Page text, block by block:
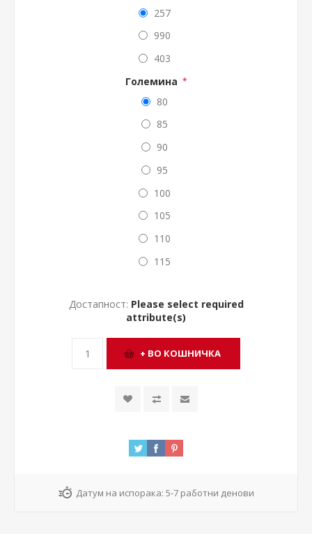
257
990
403
Големина *
80
85
90
95
100
105
110
115
Достапност: Please select required
attribute(s)
Датум на испорака: 5-7 работни денови